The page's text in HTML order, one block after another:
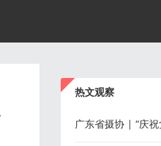
热文观察
广东省摄协 | “庆